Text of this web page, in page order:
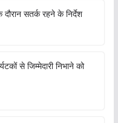
दौरान सतर्क रहने के निर्देश
से जिम्मेदारी निभाने को